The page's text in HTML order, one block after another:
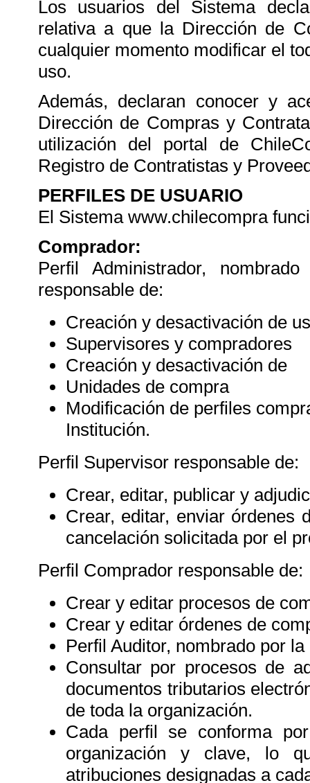
Los usuarios del Sistema
relativa a que la Dirección de
cualquier momento modificar el
uso.
Además, declaran conocer y
Dirección de Compras y
utilización del portal de
Registro de Contratistas y
PERFILES DE USUARIO
El Sistema www.chilecompra
Comprador:
Perfil Administrador,
responsable de:
Creación y desactivación de
Supervisores y compradores
Creación y desactivación de
Unidades de compra
Modificación de perfiles
Institución.
Perfil Supervisor responsable de:
Crear, editar, publicar y
Crear, editar, enviar órdenes
cancelación solicitada por el
Perfil Comprador responsable de:
Crear y editar procesos de
Crear y editar órdenes de
Perfil Auditor, nombrado por
Consultar por procesos de
documentos tributarios
de toda la organización.
Cada perfil se conforma
organización y clave, lo
atribuciones designadas a